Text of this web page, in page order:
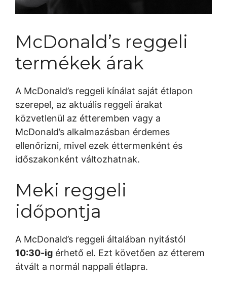
McDonald’s reggeli
termékek árak
A McDonald’s reggeli kínálat saját étlapon
szerepel, az aktuális reggeli árakat
közvetlenül az étteremben vagy a
McDonald’s alkalmazásban érdemes
ellenőrizni, mivel ezek éttermenként és
időszakonként változhatnak.
Meki reggeli
időpontja
A McDonald’s reggeli általában nyitástól
10:30-ig érhető el. Ezt követően az étterem
átvált a normál nappali étlapra.